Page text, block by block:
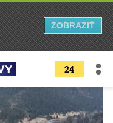
24
ZOBRAZIŤ